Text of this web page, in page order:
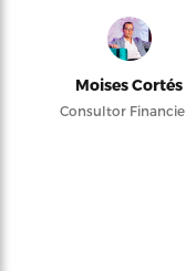
Moises Cortés
Consultor